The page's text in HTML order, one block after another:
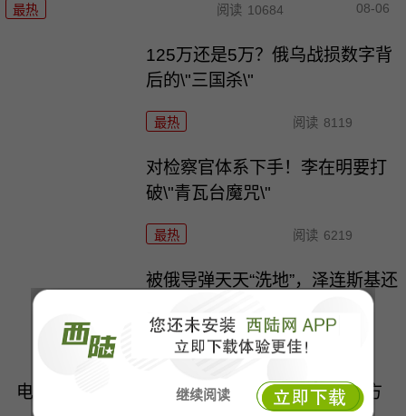
继续阅读
最热 阅读 10684 08-06
125万还是5万？俄乌战损数字背
后的\"三国杀\"
最热 阅读 8119
对检察官体系下手！李在明要打
破\"青瓦台魔咒\"
最热 阅读 6219
被俄导弹天天“洗地”，泽连斯基还
最热 阅读
电商哭晕：俄乌互相砸\"饭碗\"，战争已没有后方